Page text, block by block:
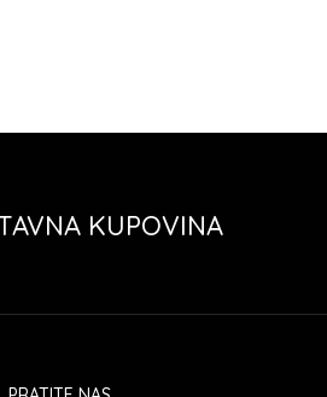
KUPOVINA